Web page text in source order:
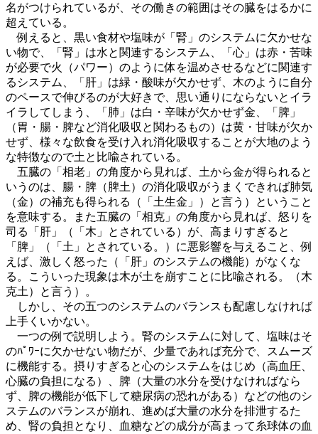
名がつけられているが、その働きの範囲はその臓をはるかに
超えている。
例えると、黒い食材や塩味が「腎」のシステムに欠かせな
い物で、「腎」は水と関連するシステム、「心」は赤・苦味
が必要で火（パワー）のように体を温めさせるなどに関連す
るシステム、「肝」は緑・酸味が欠かせず、木のように自分
のペースで伸びるのが大好きで、思い通りにならないとイラ
イラしてしまう、「肺」は白・辛味が欠かせず金、「脾」
（胃・腸・脾など消化吸収と関わるもの）は黄・甘味が欠か
せず、様々な飲食を受け入れ消化吸収することが大地のよう
な特徴なので土と比喩されている。
五臓の「相老」の角度から見れば、土から金が得られると
いうのは、腸・脾（脾土）の消化吸収がうまくできれば肺気
（金）の補充も得られる（「土生金」）と言う）ということ
を意味する。また五臓の「相克」の角度から見れば、怒りを
司る「肝」（「木」とされている）が、高まりすぎると
「脾」（「土」とされている。）に悪影響を与えること、例
えば、激しく怒った（「肝」のシステムの機能）がなくな
る。こういった現象は木が土を崩すことに比喩される。（木
克土）と言う）。
しかし、その五つのシステムのバランスも配慮しなければ
上手くいかない。
一つの例で説明しよう。腎のシステムに対して、塩味はそ
のﾊﾟﾜｰに欠かせない物だが、少量であれば充分で、スムーズ
に機能する。摂りすぎると心のシステムをはじめ（高血圧、
心臓の負担になる）、脾（大量の水分を受けなければなら
ず、脾の機能が低下して糖尿病の恐れがある）などの他のシ
ステムのバランスが崩れ、進めば大量の水分を排泄するた
め、腎の負担となり、血糖などの成分が高まって糸球体の血